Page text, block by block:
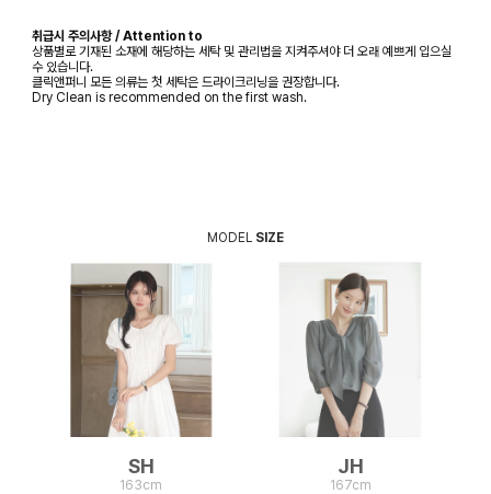
취급시 주의사항 / Attention to
상품별로 기재된 소재에 해당하는 세탁 및 관리법을 지켜주셔야 더 오래 예쁘게 입으실
수 있습니다.
클릭앤퍼니 모든 의류는 첫 세탁은 드라이크리닝을 권장합니다.
Dry Clean is recommended on the first wash.
MODEL SIZE
SH
163cm
JH
167cm